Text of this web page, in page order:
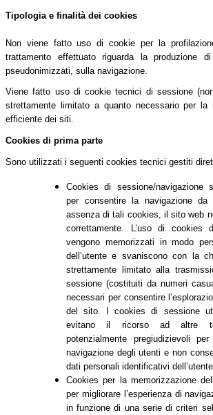
Tipologia e finalità dei cookies
Non viene fatto uso di cookie per la
trattamento effettuato riguarda la produzione
pseudonimizzati, sulla navigazione.
Viene fatto uso di cookie tecnici di sessione
strettamente limitato a quanto necessario per la
efficiente dei siti.
Cookies di prima parte
Sono utilizzati i seguenti cookies tecnici gestiti
Cookies di sessione/navigazione
per consentire la navigazione da
assenza di tali cookies, il sito web
correttamente. L’uso di cookies
vengono memorizzati in modo
dell’utente e svaniscono con la
strettamente limitato alla
sessione (costituiti da numeri
necessari per consentire
del sito. I cookies di sessione
evitano il ricorso ad altre
potenzialmente pregiudizievoli
navigazione degli utenti e non
dati personali identificativi
Cookies per la memorizzazione
per migliorare l’esperienza di
in funzione di una serie di criteri